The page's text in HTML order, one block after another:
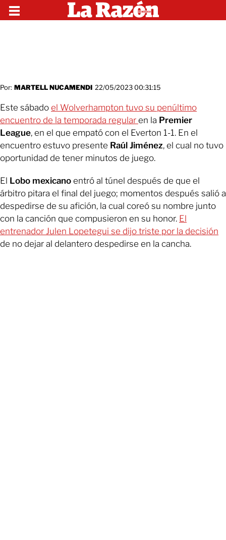
Por: MARTELL NUCAMENDI 22/05/2023 00:31:15
Este sábado el Wolverhampton tuvo su penúltimo
encuentro de la temporada regular en la Premier
League, en el que empató con el Everton 1-1. En el
encuentro estuvo presente Raúl Jiménez, el cual no tuvo
oportunidad de tener minutos de juego.
El Lobo mexicano entró al túnel después de que el
árbitro pitara el final del juego; momentos después salió a
despedirse de su afición, la cual coreó su nombre junto
con la canción que compusieron en su honor. El
entrenador Julen Lopetegui se dijo triste por la decisión
de no dejar al delantero despedirse en la cancha.